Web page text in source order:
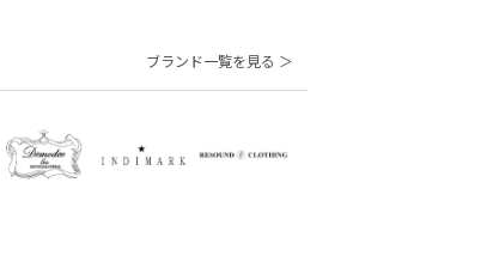
ブランド一覧を見る ＞